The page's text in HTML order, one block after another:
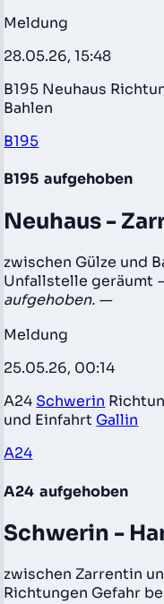
Meldung
28.05.26, 15:48
B195 Neuhaus
Bahlen
B195
B195 aufgehoben
Neuhaus -
zwischen Gülze und
Unfallstelle geräumt
aufgehoben. —
Meldung
25.05.26, 00:14
A24 Schwerin
und Einfahrt Gallin
A24
A24 aufgehoben
Schwerin -
zwischen Zarrentin
Richtungen Gefahr